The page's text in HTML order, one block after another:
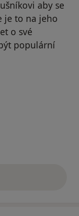
aby se
je to na jeho
o své
populární
názory